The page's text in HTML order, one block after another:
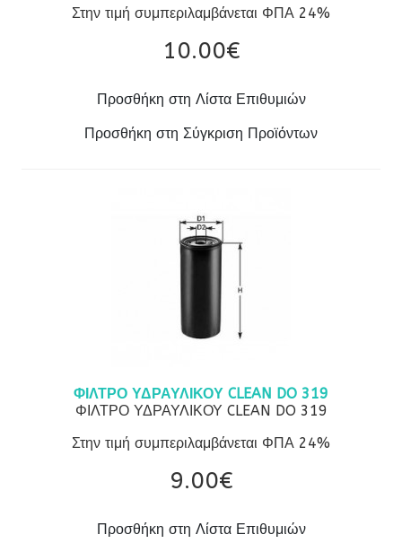
Στην τιμή συμπεριλαμβάνεται ΦΠΑ 24%
10.00‎€
Προσθήκη στη Λίστα Επιθυμιών
Προσθήκη στη Σύγκριση Προϊόντων
ΦΙΛΤΡΟ ΥΔΡΑΥΛΙΚΟΥ CLEAN DO 319
ΦΙΛΤΡΟ ΥΔΡΑΥΛΙΚΟΥ CLEAN DO 319
Στην τιμή συμπεριλαμβάνεται ΦΠΑ 24%
9.00‎€
Προσθήκη στη Λίστα Επιθυμιών